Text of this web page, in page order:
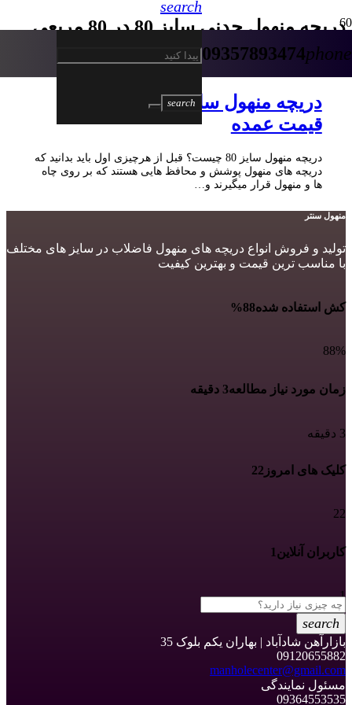
09357893474phone
search
search
دریچه منهول چدنی سایز 80 در 80 مربعی
دریچه منهول سایز 80 – فروش به
قیمت عمده
دریچه منهول سایز 80 چیست؟ قبل از هرچیزی اول باید بدانید که
دریچه های منهول پوشش و محافظ هایی هستند که بر روی چاه
ها و منهول قرار میگیرند و…
منهول سنتر
تولید و فروش انواع دریچه های منهول فاضلاب در سایز های مختلف
با مناسب ترین قیمت و بهترین کیفیت
کش استفاده شده88%
88%
زمان مورد نیاز مطالعه3 دقیقه
3 دقیقه
کلیک های امروز 22
22
کاربران آنلاین 1
1
search
بازارآهن شادآباد | بهاران یکم بلوک 35
09120655882
manholecenter@gmail.com
مسئول نمایندگی
09364553535